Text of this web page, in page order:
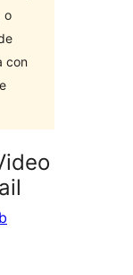
o
con